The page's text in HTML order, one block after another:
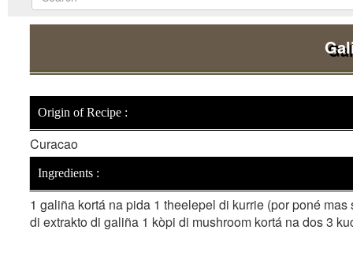
Origin of Recipe :
Curacao
Ingredients :
1 galiña kortá na pida 1 theelepel di kurrie (por poné
di extrakto di galiña 1 kòpi di mushroom kortá na dos 3